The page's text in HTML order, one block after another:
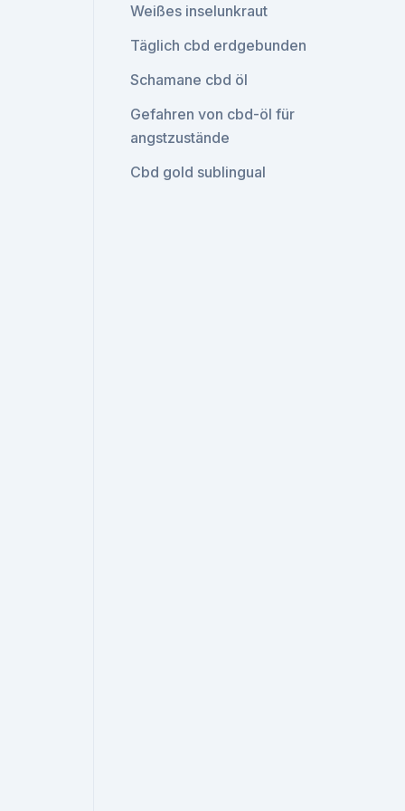
Weißes inselunkraut
Täglich cbd erdgebunden
Schamane cbd öl
Gefahren von cbd-öl für
angstzustände
Cbd gold sublingual